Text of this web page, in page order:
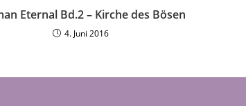
Eternal Bd.2 – Kirche des Bösen
4. Juni 2016